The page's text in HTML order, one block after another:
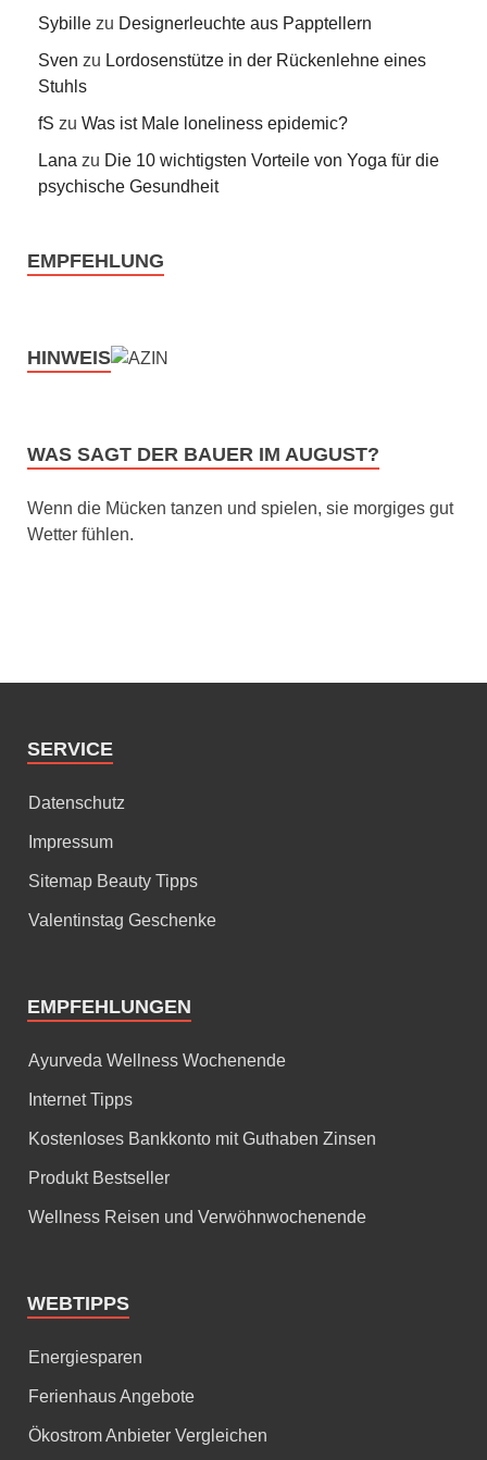
Sybille zu Designerleuchte aus Papptellern
Sven zu Lordosenstütze in der Rückenlehne eines
Stuhls
fS zu Was ist Male loneliness epidemic?
Lana zu Die 10 wichtigsten Vorteile von Yoga für die
psychische Gesundheit
EMPFEHLUNG
HINWEIS
WAS SAGT DER BAUER IM AUGUST?
Wenn die Mücken tanzen und spielen, sie morgiges gut
Wetter fühlen.
SERVICE
Datenschutz
Impressum
Sitemap Beauty Tipps
Valentinstag Geschenke
EMPFEHLUNGEN
Ayurveda Wellness Wochenende
Internet Tipps
Kostenloses Bankkonto mit Guthaben Zinsen
Produkt Bestseller
Wellness Reisen und Verwöhnwochenende
WEBTIPPS
Energiesparen
Ferienhaus Angebote
Ökostrom Anbieter Vergleichen